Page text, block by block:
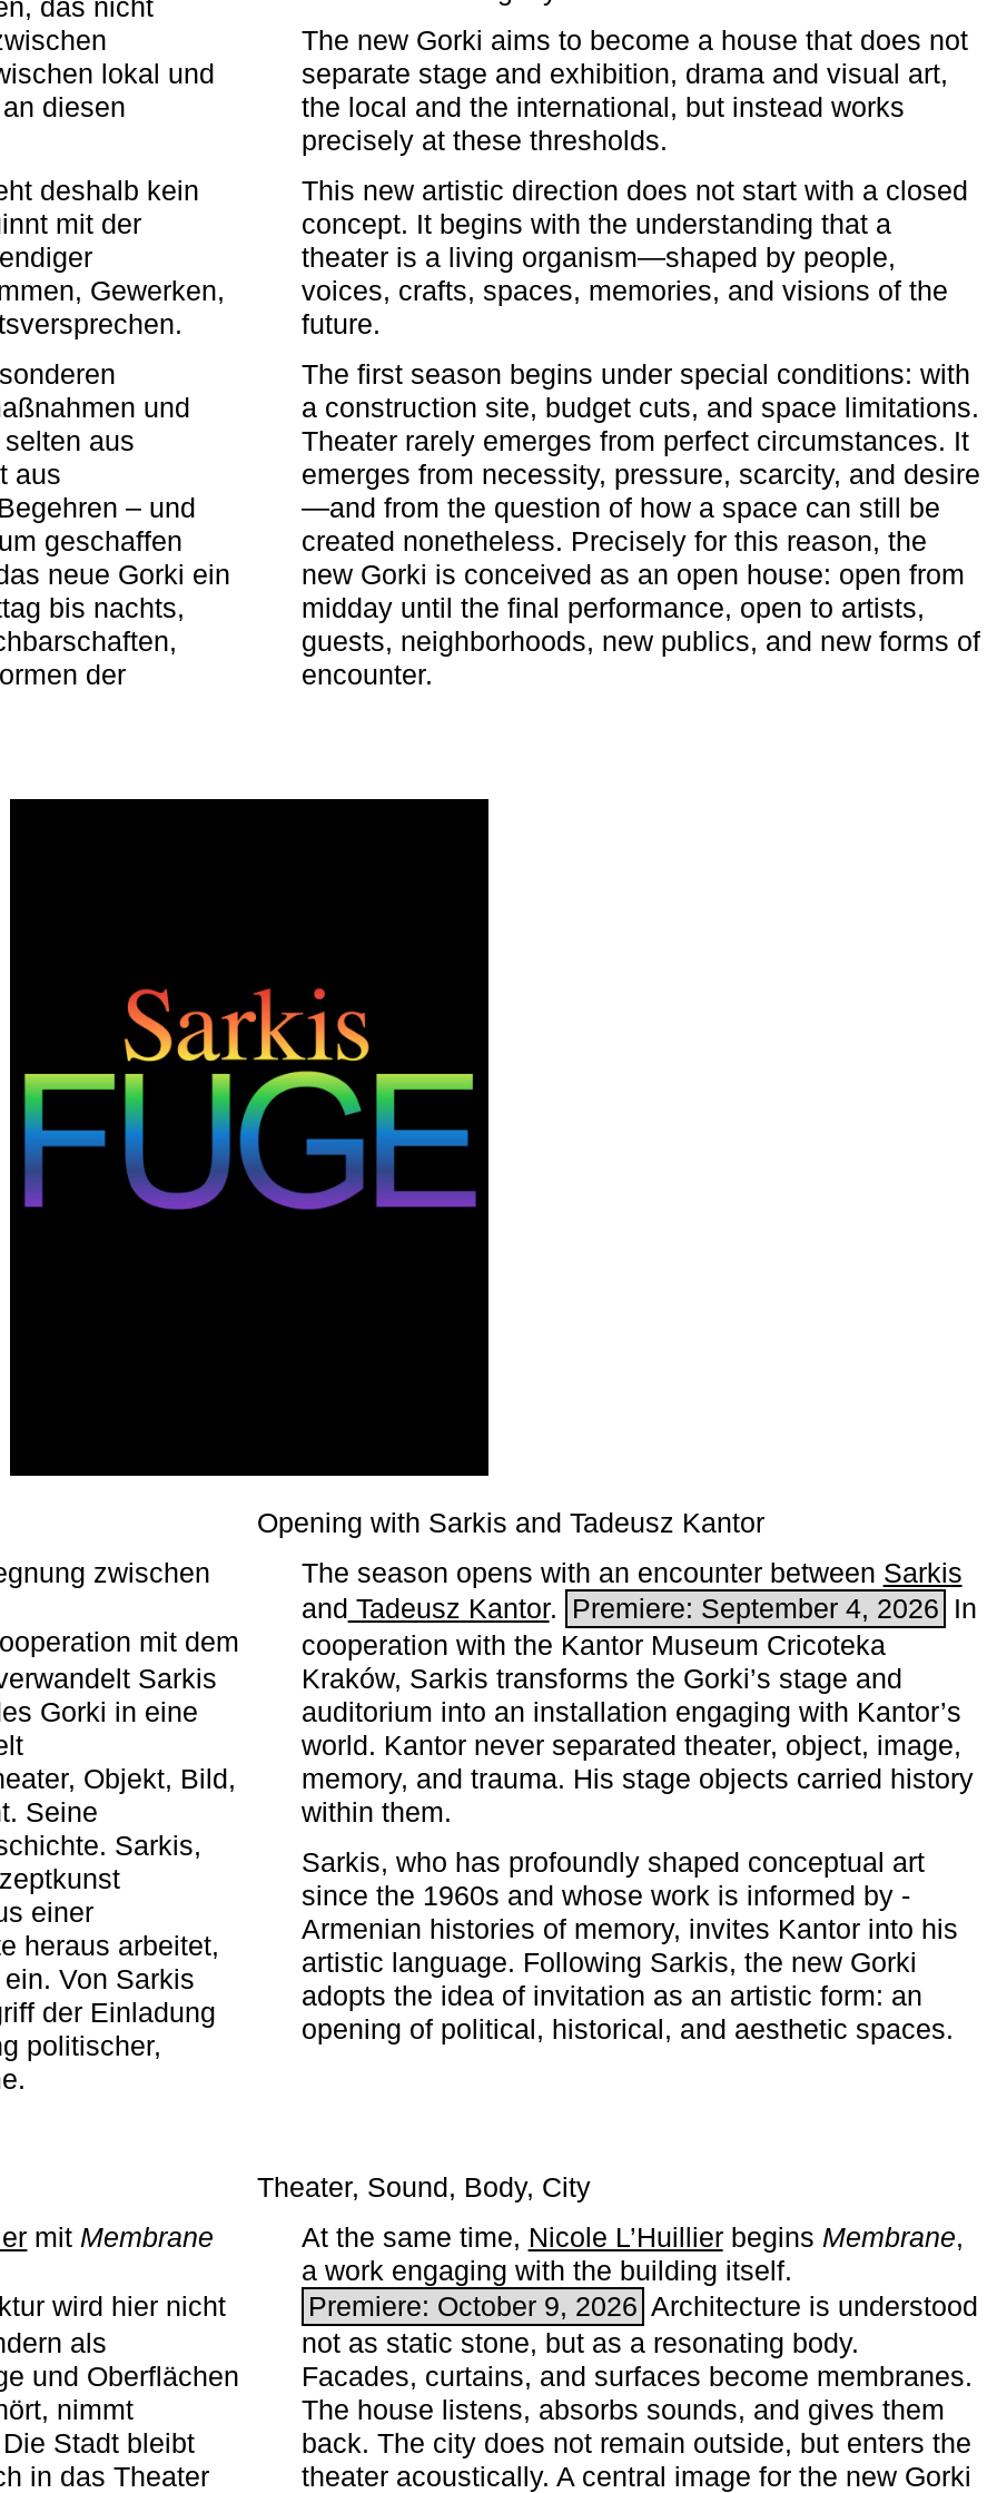
lokal und
diesen
deshalb kein
mit der
Gewerken,
und
aus
aus
– und
geschaffen
neue Gorki ein
bis nachts,
der
The new Gorki aims to become a house that does not
separate stage and exhibition, drama and visual art,
the local and the international, but instead works
precisely at these thresholds.
This new artistic direction does not start with a closed
concept. It begins with the understanding that a
theater is a living organism—shaped by people,
voices, crafts, spaces, memories, and visions of the
future.
The first season begins under special conditions: with
a construction site, budget cuts, and space limitations.
Theater rarely emerges from perfect circumstances. It
emerges from necessity, pressure, scarcity, and desire
—and from the question of how a space can still be
created nonetheless. Precisely for this reason, the
new Gorki is conceived as an open house: open from
midday until the final performance, open to artists,
guests, neighborhoods, new publics, and new forms of
encounter.
zwischen
mit dem
Sarkis
Gorki in eine
Objekt, Bild,
Seine
Sarkis,
einer
heraus arbeitet,
Von Sarkis
der Einladung
politischer,
Opening with Sarkis and Tadeusz Kantor
The season opens with an encounter between Sarkis
and Tadeusz Kantor. Premiere: September 4, 2026 In
cooperation with the ­Kantor Museum Cricoteka
Kraków, Sarkis transforms the Gorki’s stage and
auditorium into an installation engaging with Kantor’s
world. Kantor never separated theater, object, image,
memory, and trauma. His stage objects carried history
within them.
Sarkis, who has profoundly shaped conceptual art
since the 1960s and whose work is informed by ­
Armenian histories of memory, invites Kantor into his
artistic language. Following Sarkis, the new Gorki
adopts the idea of invitation as an artistic form: an
opening of political, historical, and aesthetic spaces.
mit ­ Membrane
wird hier nicht
als
und Oberflächen
nimmt
Stadt bleibt
in das Theater
Theater, Sound, Body, City
At the same time, Nicole L’Huillierbegins ­ Membrane,
a work engaging with the building itself.
Premiere: October 9, 2026 Architecture is understood
not as static stone, but as a resonating body.
Facades, curtains, and surfaces become membranes.
The house listens, absorbs sounds, and gives them
back. The city does not remain outside, but enters the
theater acoustically. A central image for the new Gorki